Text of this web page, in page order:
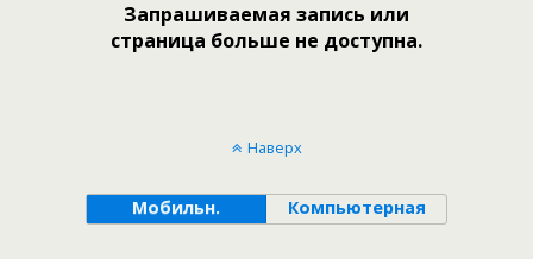
Запрашиваемая запись или
страница больше не доступна.
Наверх
Мобильн. Компьютерная